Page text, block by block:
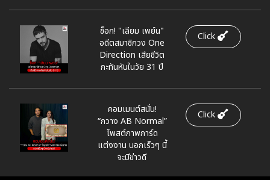
ช็อก! "เลียม เพย์น"
อดีตสมาชิกวง One
Direction เสียชีวิต
กะทันหันในวัย 31 ปี
Click
คอมเมนต์สนั่น!
“กวาง AB Normal”
โพสต์ภาพการ์ด
แต่งงาน บอกเร็วๆ นี้
จะมีข่าวดี
Click